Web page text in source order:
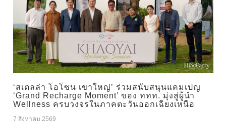
‘สเตลล่า โอโซน เขาใหญ่’ ร่วมสนับสนุนแคมเปญ
‘Grand Recharge Moment’ ของ ททท. มุ่งสู่ผู้นำ
Wellness ครบวงจรในภาคตะวันออกเฉียงเหนือ
7 สิงหาคม 2569